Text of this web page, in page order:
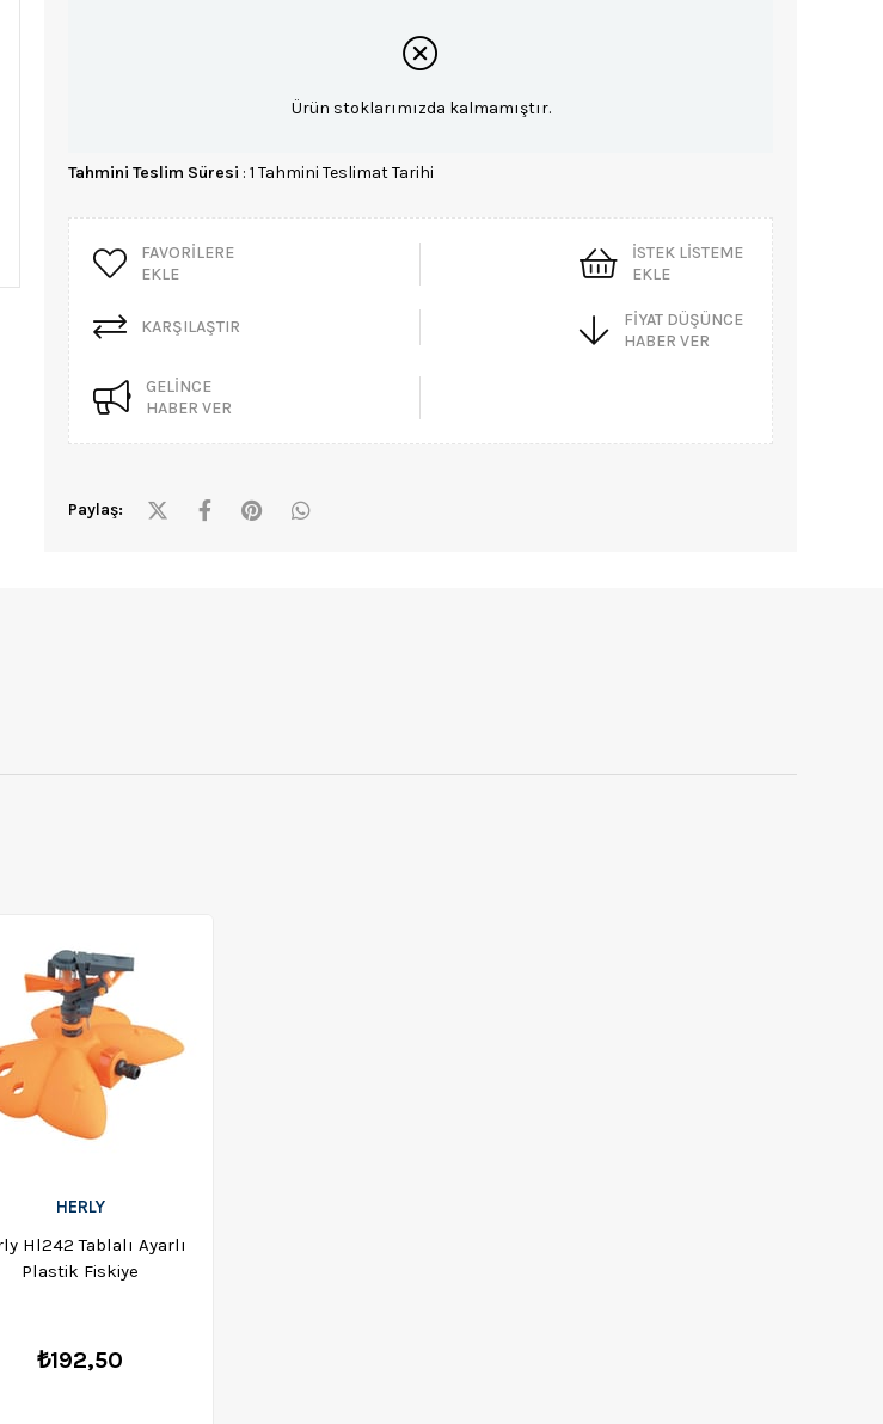
Ürün stoklarımızda kalmamıştır.
Tahmini Teslim Süresi : 1 Tahmini Teslimat Tarihi
FAVORILERE
EKLE
İSTEK LISTEME
EKLE
KARŞILAŞTIR
FIYAT DÜŞÜNCE
HABER VER
GELINCE
HABER VER
Paylaş:
HERLY
Hl242 Tablalı Ayarlı
Plastik Fiskiye
₺192,50